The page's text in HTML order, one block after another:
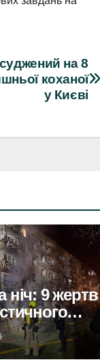
на 8
коханої
у Києві
ніч: 9 жертв
атаки.